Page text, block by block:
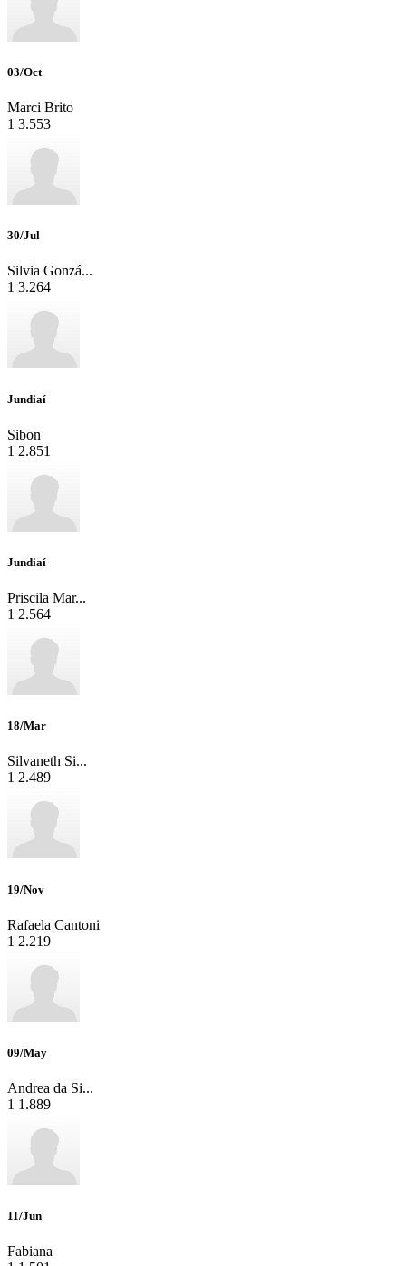
03/Oct
Marci Brito
1 3.553
30/Jul
Silvia Gonzá...
1 3.264
Jundiaí
Sibon
1 2.851
Jundiaí
Priscila Mar...
1 2.564
18/Mar
Silvaneth Si...
1 2.489
19/Nov
Rafaela Cantoni
1 2.219
09/May
Andrea da Si...
1 1.889
11/Jun
Fabiana